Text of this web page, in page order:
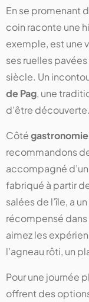
En se promenant
coin raconte une
exemple, est une
ses ruelles
siècle. Un
de Pag, une
d’être découverte.
Côtégastronomie
recommandons
accompagné
fabriqué à partir
salées de l’île, a
récompensé
aimez les
l’agneau rôti, un
Pour une journée
offrent des